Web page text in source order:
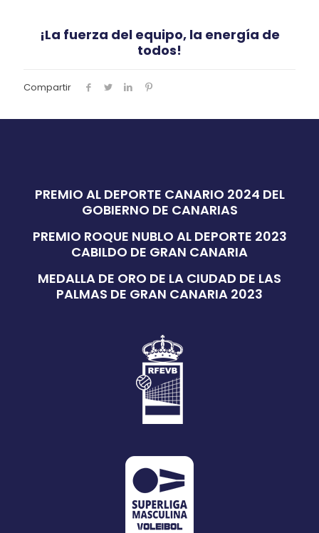
¡La fuerza del equipo, la energía de
todos!
Compartir
PREMIO AL DEPORTE CANARIO 2024 DEL
GOBIERNO DE CANARIAS
PREMIO ROQUE NUBLO AL DEPORTE 2023
CABILDO DE GRAN CANARIA
MEDALLA DE ORO DE LA CIUDAD DE LAS
PALMAS DE GRAN CANARIA 2023